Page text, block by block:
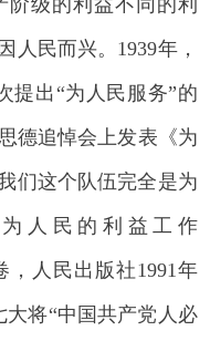
人民而兴。1939年，
提出“为人民服务”的
德追悼会上发表《为
们这个队伍完全是为
人民的利益工作
人民出版社1991年
大将“中国共产党人必